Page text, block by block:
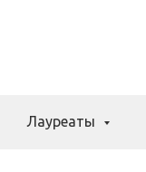
Лауреаты